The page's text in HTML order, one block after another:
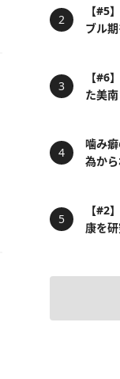
【#5
ブル
【#6
た美
噛み
為か
【#2
康を